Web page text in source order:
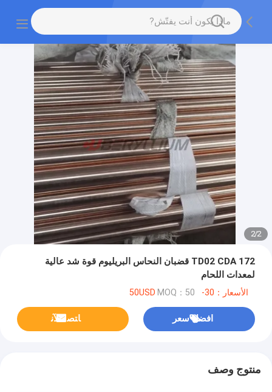
2
/
2
TD02 CDA 172 قضبان النحاس البريليوم قوة شد عالية
لمعدات اللحام
الأسعار：30-50USD MOQ：50
افضل سعر ﺎﺘﺼﻟ ﺍﻶﻧ
منتوج وصف